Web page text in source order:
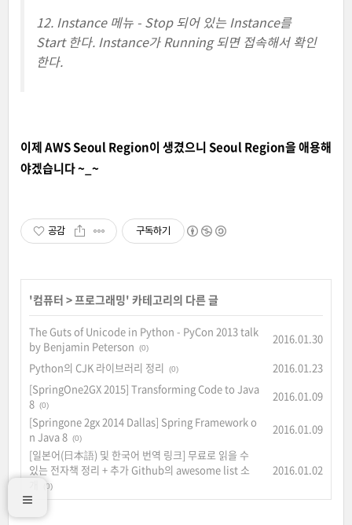
12. Instance 메뉴 - Stop 되어 있는Instance를
Start 한다. Instance가 Running 되면 접속해서 확인
한다.
이제 AWS Seoul Region이 생겼으니 Seoul Region을 애용해
야겠습니다 ~_~
공감 구독하기
'컴퓨터 > 프로그래밍' 카테고리의 다른 글
The Guts of Unicode in Python - PyCon 2013 talk
by Benjamin Peterson
(0)
2016.01.30
Python의 CJK 라이브러리 정리
(0)
2016.01.23
[SpringOne2GX 2015] Transforming Code to Java
8 (0)
2016.01.09
[Springone 2gx 2014 Dallas] Spring Framework o
n Java 8 (0)
2016.01.09
[일본어(日本語) 및 한국어 번역 링크] 무료로 읽을 수
있는 전자책 정리 + 추가 Github의 awesome list 소
(0)
2016.01.02